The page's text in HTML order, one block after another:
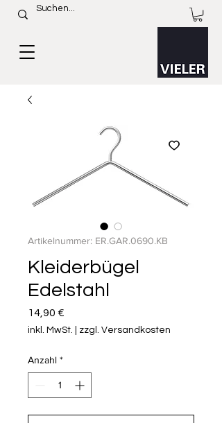
Artikelnummer: ER.GAR.0690.KB
Kleiderbügel
Edelstahl
14,90 €
inkl. MwSt. zzgl. Versandkosten
Anzahl *